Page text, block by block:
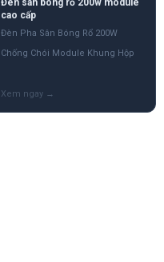
Đèn sân bóng rổ 200w module
cao cấp
Đèn Pha Sân Bóng Rổ 200W
Chống Chói Module Khung Hộp